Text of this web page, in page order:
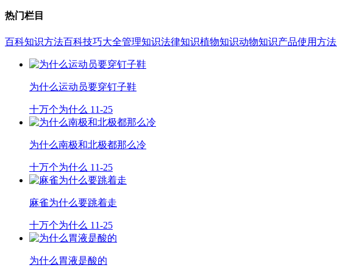
热门栏目
百科知识方法百科技巧大全管理知识法律知识植物知识动物知识产品使用方法
为什么运动员要穿钉子鞋
十万个为什么 11-25
为什么南极和北极都那么冷
十万个为什么 11-25
麻雀为什么要跳着走
十万个为什么 11-25
为什么胃液是酸的